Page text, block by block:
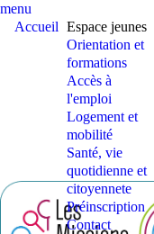
menu
Accueil Espace jeunes
Orientation et
formations
Accès à
l'emploi
Logement et
mobilité
Santé, vie
quotidienne et
citoyennete
Préinscription
Contact